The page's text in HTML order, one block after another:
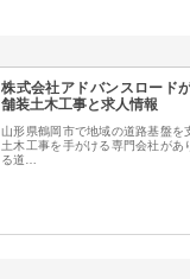
株式会社アドバンスロード
舗装土木工事と求人情報
山形県鶴岡市で地域の道路基盤を
土木工事を手がける専門会社があ
る道…